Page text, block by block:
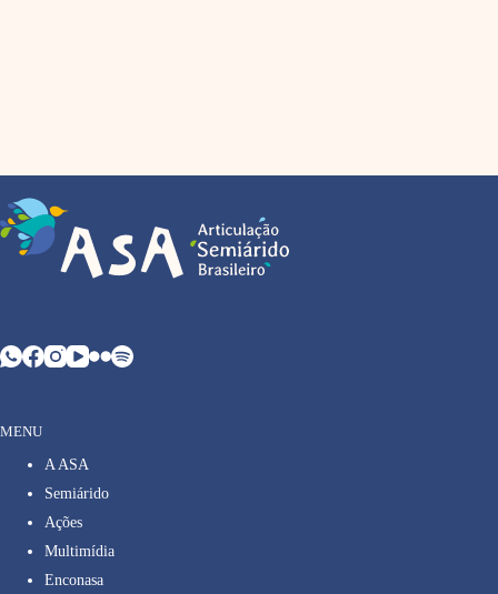
MENU
A ASA
Semiárido
Ações
Multimídia
Enconasa